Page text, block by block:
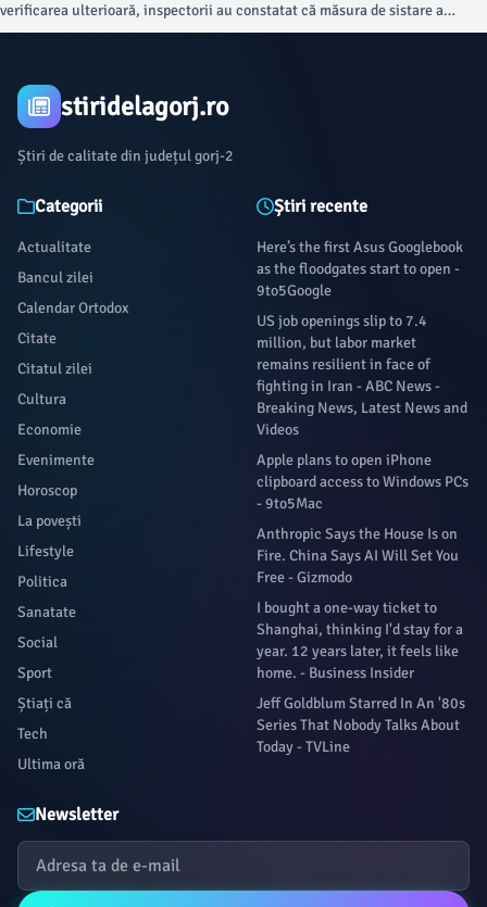
verificarea ulterioară, inspectorii au constatat că măsura de sistare a
activității nu a fost respectată.
stiridelagorj.ro
Știri de calitate din județul gorj-2
Categorii
Actualitate
Bancul zilei
Calendar Ortodox
Citate
Citatul zilei
Cultura
Economie
Evenimente
Horoscop
La povești
Lifestyle
Politica
Sanatate
Social
Sport
Știați că
Tech
Ultima oră
Știri recente
Here’s the first Asus Googlebook
as the floodgates start to open -
9to5Google
US job openings slip to 7.4
million, but labor market
remains resilient in face of
fighting in Iran - ABC News -
Breaking News, Latest News and
Videos
Apple plans to open iPhone
clipboard access to Windows PCs
- 9to5Mac
Anthropic Says the House Is on
Fire. China Says AI Will Set You
Free - Gizmodo
I bought a one-way ticket to
Shanghai, thinking I'd stay for a
year. 12 years later, it feels like
home. - Business Insider
Jeff Goldblum Starred In An '80s
Series That Nobody Talks About
Today - TVLine
Newsletter